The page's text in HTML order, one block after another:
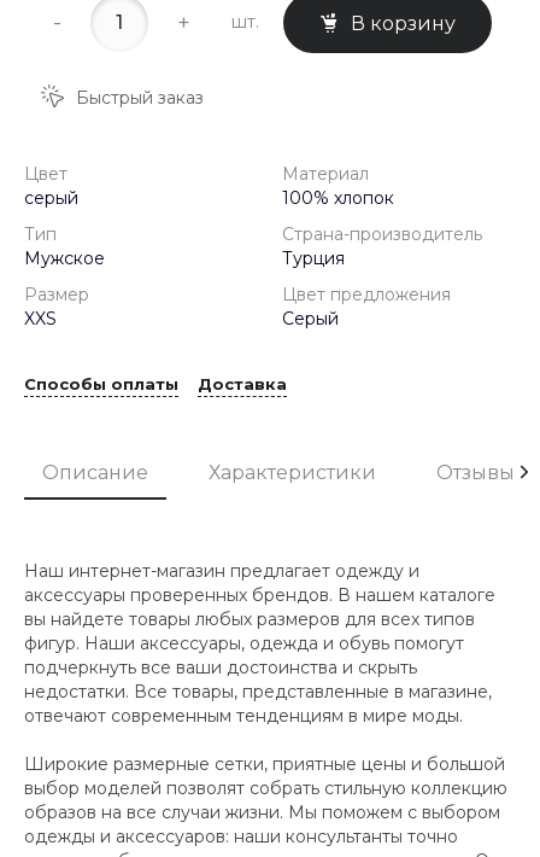
- + шт. В корзину
Быстрый заказ
Цвет
серый
Материал
100% хлопок
Тип
Мужское
Страна-производитель
Турция
Размер
XXS
Цвет предложения
Серый
Способы оплаты Доставка
Описание Характеристики Отзывы
Наш интернет-магазин предлагает одежду и
аксессуары проверенных брендов. В нашем каталоге
вы найдете товары любых размеров для всех типов
фигур. Наши аксессуары, одежда и обувь помогут
подчеркнуть все ваши достоинства и скрыть
недостатки. Все товары, представленные в магазине,
отвечают современным тенденциям в мире моды.
Широкие размерные сетки, приятные цены и большой
выбор моделей позволят собрать стильную коллекцию
образов на все случаи жизни. Мы поможем с выбором
одежды и аксессуаров: наши консультанты точно